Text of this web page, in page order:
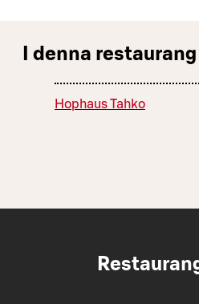
I denna restaurang
Hophaus Tahko